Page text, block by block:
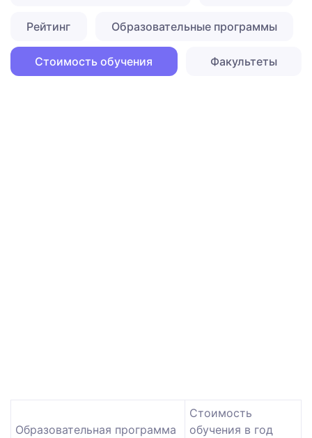
Рейтинг Образовательные программы
Стоимость обучения Факультеты
Образовательная программа
Стоимость
обучения в год